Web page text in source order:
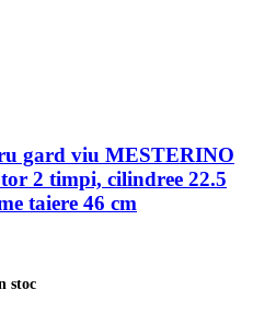
gard viu MESTERINO
2 timpi, cilindree 22.5
taiere 46 cm
stoc